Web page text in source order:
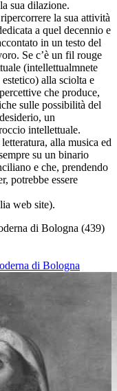
sua dilazione.
la sua attività
a quel decennio e
in un testo del
Se c’è un fil rouge
(intellettualmnete
alla sciolta e
che produce,
sulle possibilità del
un
intellettuale.
alla musica ed
su un binario
e che, prendendo
potrebbe essere
web site).
di Bologna (439)
di Bologna